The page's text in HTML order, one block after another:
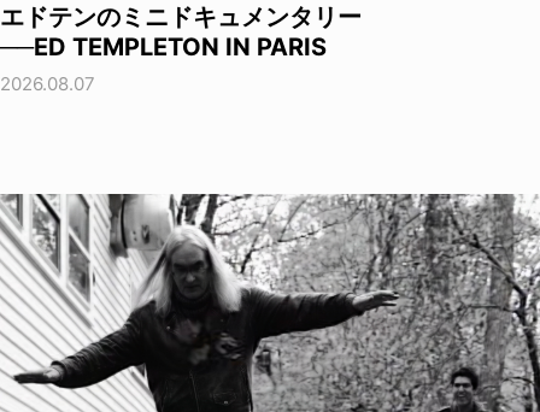
エドテンのミニドキュメンタリー
──ED TEMPLETON IN PARIS
2026.08.07